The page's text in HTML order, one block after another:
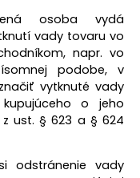
osoba vydá
vady tovaru vo
napr. vo
podobe, v
vytknuté vady
o jeho
ust. § 623 a § 624
odstránenie vady